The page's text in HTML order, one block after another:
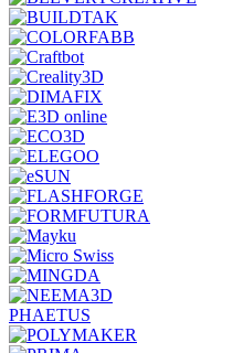
PHAETUS